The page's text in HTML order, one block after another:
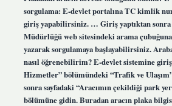
sorgulama: E-devlet portalına TC kimlik
giriş yapabilirsiniz. … Giriş yaptıktan sonra
Müdürlüğü web sitesindeki arama
yazarak sorgulamaya başlayabilirsiniz.
nasıl öğrenebilirim? E-devlet sistemine
Hizmetler” bölümündeki “Trafik ve
sonra sayfadaki “Aracımın çekildiği park
bölümüne gidin. Buradan aracın plaka